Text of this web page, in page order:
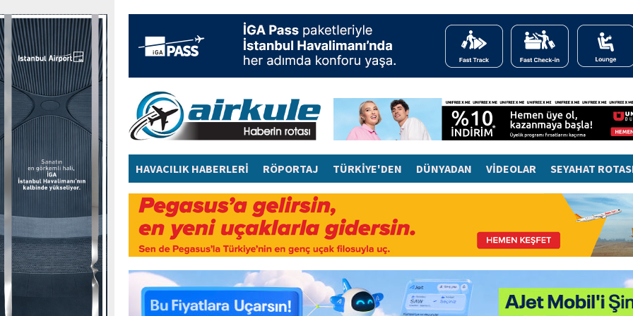
HAVACILIK HABERLERİ RÖPORTAJ TÜRKİYE'DEN DÜNYADAN VİDEOLAR SEYAHAT